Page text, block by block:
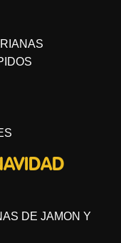
DE JAMON Y